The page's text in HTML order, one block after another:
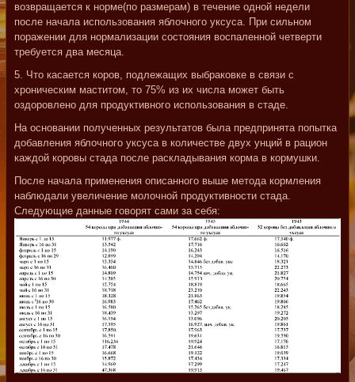
возвращается к норме(по размерам) в течение одной недели
после начала использования яблочного уксуса. При сильном
поражении для нормализации состояния воспаленной четверти
требуется два месяца.
5. Что касается коров, подлежащих выбраковке в связи с
хроническим маститом, то 75% из их числа может быть
оздоровлено для продуктивного использования в стаде.
На основании полученных результатов была предпринята попытка
добавления яблочного уксуса в количестве двух унций в рацион
каждой коровы стада после раскладывания корма в кормушки.
После начала применения описанного выше метода кормления
наблюдали увеличение молочной продуктивности стада.
Следующие данные говорят сами за себя: